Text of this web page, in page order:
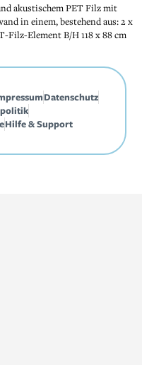
akustischem PET Filz mit
in einem, bestehend aus: 2 x
Filz-Element B/H 118 x 88 cm
Datenschutz
Hilfe & Support